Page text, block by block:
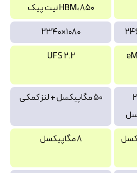
HBM، ۸۵۰ نیت پیک
1080×2340
UFS 2.2
۱۰۸ + ۲
۵۰ مگاپیکسل + لنز کمکی
۸ مگاپیکسل